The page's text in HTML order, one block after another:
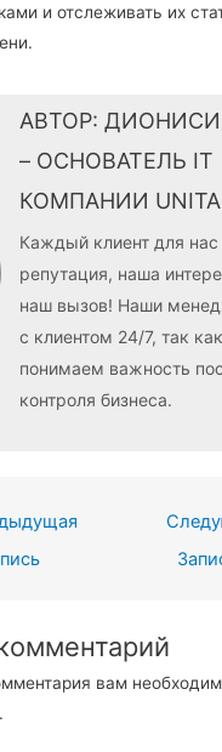
и отслеживать их
АВТОР:
– ОСНОВАТЕЛЬ IT
КОМПАНИИ
Каждый клиент для нас
репутация, наша
наш вызов! Наши
с клиентом 24/7, так
понимаем важность
контроля бизнеса.
вам
.